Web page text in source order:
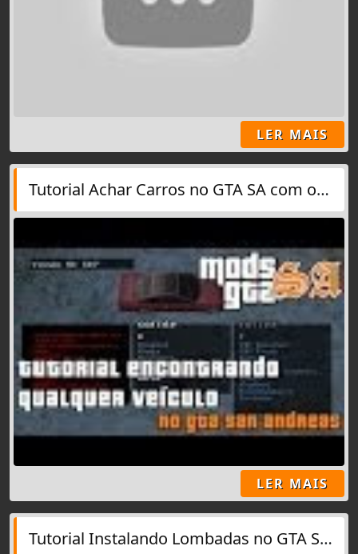
LER MAIS
Tutorial Achar Carros no GTA SA com o Vehicle Spawner
LER MAIS
Tutorial Instalando Lombadas no GTA San Andreas